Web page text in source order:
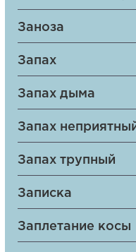
Заноза
Запах
Запах дыма
Запах
Запах трупный
Записка
Заплетание косы